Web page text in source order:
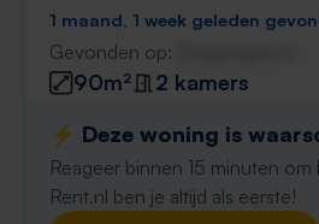
1 maand, 1 week geleden
Gevonden op:
90m²
2 kamers
⚡️ Deze woning is
Reageer binnen 15 minuten om
Rent.nl ben je altijd als eerste!